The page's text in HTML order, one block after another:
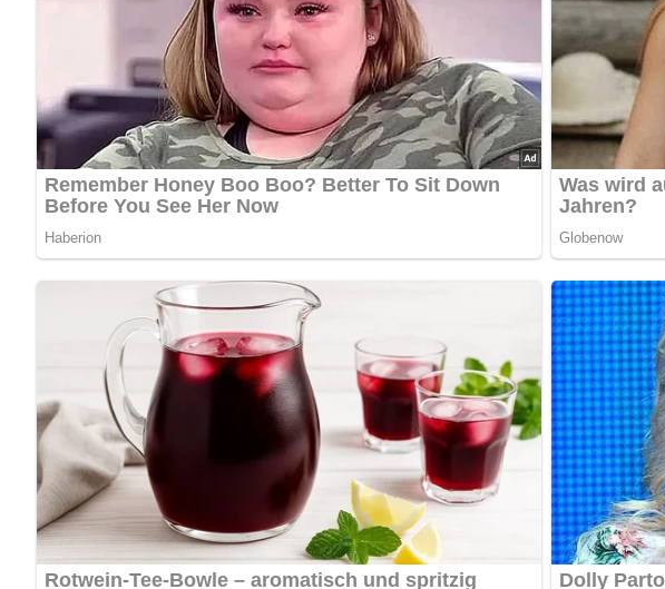
Alles auf schwacher Flamme kochen lassen.
Fast zum Schluß das Salz zufügen.
Die Flüssigkeit ist zum Schluß fast eingekocht.
Nach Belieben die Speise noch 1 knappe Stunde im Ofen überbräunen.
Nach: Eintöpfe, Aufläufe, Überbackenes, Verlag für die Frau Leipzig DDR 1982
Kennst du schon unser tolles DDR-Quiz? Was weißt du noch alles über die DDR?
Jetzt Sterne vergeben – Rezept bewerten
(6 Bewertung)